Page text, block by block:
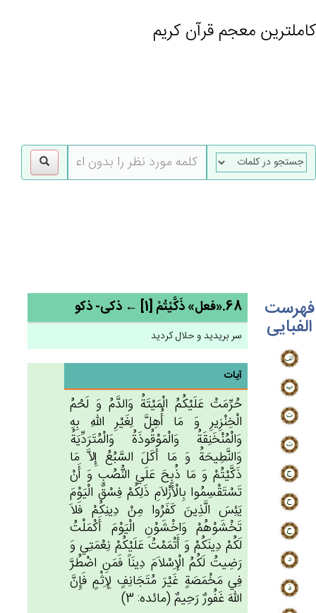
کاملترین معجم قرآن کریم
فهرست
الفبایی
68.«فعل» ذَكَّيْتُمْ‌ [1] ← ذکی- ذکو
سر بریدید و حلال کردید
آیات
حُرِّمَت‌ْ عَلَيْكُم‌ُ الْمَيْتَة‌ُ وَالدَّم‌ُ وَ لَحْم‌ُ
الْخِنْزِيرِ وَ مَا أُهِل‌َّ لِغَيْرِ الله‌ِ بِه‌ِ
وَالْمُنْخَنِقَة‌ُ وَالْمَوْقُوذَة‌ُ وَالْمُتَرَدِّيَة‌ُ
وَالنَّطِيحَة‌ُ وَ مَا أَكَل‌َ السَّبُع‌ُ إِلاَّ مَا
ذَكَّيْتُم‌ْ وَ مَا ذُبِح‌َ عَلَي‌ النُّصُب‌ِ وَ أَنْ‌
تَسْتَقْسِمُوا بِالْأَزْلاَم‌ِ ذَلِكُم‌ْ فِسْق‌ٌ الْيَوْم‌َ
يَئِس‌َ الَّذِين‌َ كَفَرُوا مِنْ‌ دِينِكُم‌ْ فَلاَ
تَخْشَوْهُم‌ْ وَاخْشَوْن‌ِ الْيَوْم‌َ أَكْمَلْت‌ُ
لَكُم‌ْ دِينَكُم‌ْ وَ أَتْمَمْت‌ُ عَلَيْكُم‌ْ نِعْمَتِي‌ وَ
رَضِيت‌ُ لَكُم‌ُ الْإِسْلاَم‌َ دِينَاً فَمَن‌ِ اضْطُرَّ
فِي‌ مَخْمَصَة‌ٍ غَيْرَ مُتَجَانِف‌ٍ لِإِثْم‌ٍ فَإِن‌َّ
الله‌َ غَفُورٌ رَحِيم‌ٌ (مائده: 3)